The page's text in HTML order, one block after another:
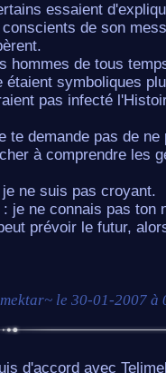
essaient
de son
hommes de tous
étaient symboliques
pas infecté
te demande pas de
à comprendre les
ne suis pas croyant.
: je ne connais pas ton
prévoir le futur,
~ le 30-01-2007 à
d'accord avec